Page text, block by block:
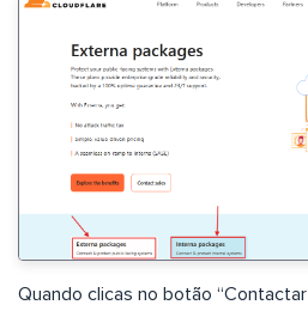
Quando clicas no botão